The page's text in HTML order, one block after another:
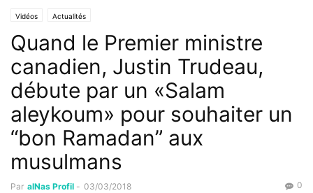
Vidéos Actualités
Quand le Premier ministre
canadien, Justin Trudeau,
débute par un «Salam
aleykoum» pour souhaiter un
“bon Ramadan” aux
musulmans
Par alNas Profil - 03/03/2018 0